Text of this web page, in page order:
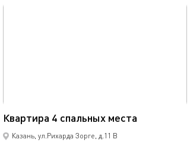
Квартира 4 спальных места
Казань, ул.Рихарда Зорге, д.11 В